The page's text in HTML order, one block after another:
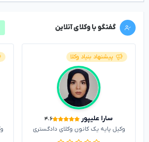
گفتگو با وکلای آنلاین
پیشنهاد بنیاد وکلا
سارا علیپور ۴.۶
وکیل پایه یک کانون وکلای دادگستری